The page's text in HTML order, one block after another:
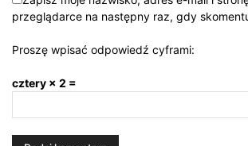
przeglądarce na następny raz, gdy
Proszę wpisać odpowiedź cyframi:
cztery × 2 =